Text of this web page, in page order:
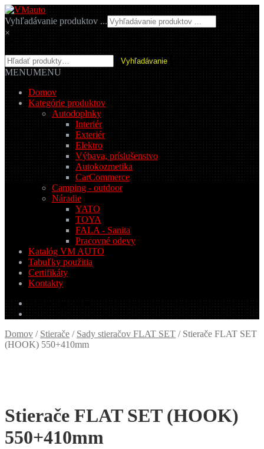
Preskočiť
na
navigáciu
Preskočiť
na
obsah
Vyhľadávanie produktov ...
×
Hľadať: Vyhľadávanie
MENUMENU
Domov
Kategórie produktov
Autodoplnky
Interiér
Exteriér
Elektro
Výbava, príslušenstvo
Autokozmetika
CarCommerce
Camping - outdoor
Náradie
YATO
TOYA
FALA - Sanita
Pracovné odevy
Katalóg VM AUTO
Tabuľky použitia
Certifikáty
Kontakty
0.00 € 0 produktov
Domov / Stierače / Sady stieračov FLAT SET / Stierače FLAT SET
(HOOK) 550+410mm
Stierače FLAT SET (HOOK)
550+410mm